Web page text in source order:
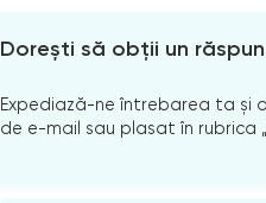
Dorești să obții un
Expediază-ne întrebarea ta și
de e-mail sau plasat în rubrica